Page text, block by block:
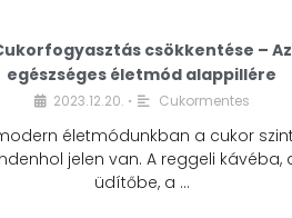
csökkentése – Az
egészséges életmód alappillére
2023.12.20. • Cukormentes
életmódunkban a cukor
jelen van. A reggeli kávéba,
üdítőbe, a …
egészséges
alappillére